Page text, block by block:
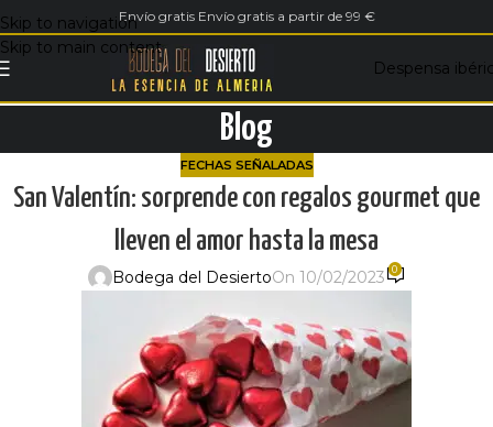
Skip to navigation
Skip to main content
Envío gratis Envío gratis a partir de 99 €
Despensa
Blog
FECHAS SEÑALADAS
San Valentín: sorprende con regalos gourmet que
lleven el amor hasta la mesa
Bodega del DesiertoOn 10/02/2023 0